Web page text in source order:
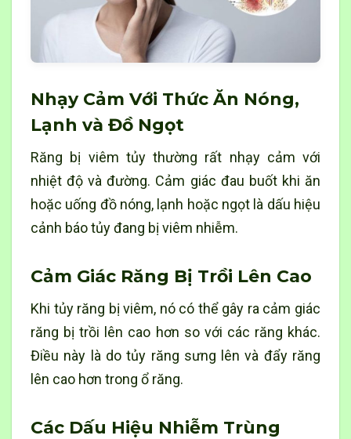
Nhạy Cảm Với Thức Ăn Nóng,
Lạnh và Đồ Ngọt
Răng bị viêm tủy thường rất nhạy cảm với
nhiệt độ và đường. Cảm giác đau buốt khi ăn
hoặc uống đồ nóng, lạnh hoặc ngọt là dấu hiệu
cảnh báo tủy đang bị viêm nhiễm.
Cảm Giác Răng Bị Trồi Lên Cao
Khi tủy răng bị viêm, nó có thể gây ra cảm giác
răng bị trồi lên cao hơn so với các răng khác.
Điều này là do tủy răng sưng lên và đẩy răng
lên cao hơn trong ổ răng.
Các Dấu Hiệu Nhiễm Trùng